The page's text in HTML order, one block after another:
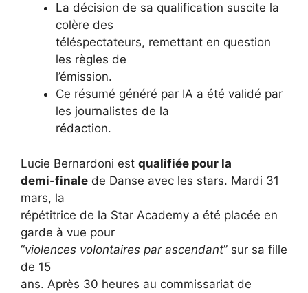
La décision de sa qualification suscite la
colère des
téléspectateurs, remettant en question
les règles de
l’émission.
Ce résumé généré par IA a été validé par
les journalistes de la
rédaction.
Lucie Bernardoni est qualifiée pour la
demi-finale de Danse avec les stars. Mardi 31
mars, la
répétitrice de la Star Academy a été placée en
garde à vue pour
“violences volontaires par ascendant” sur sa fille
de 15
ans. Après 30 heures au commissariat de